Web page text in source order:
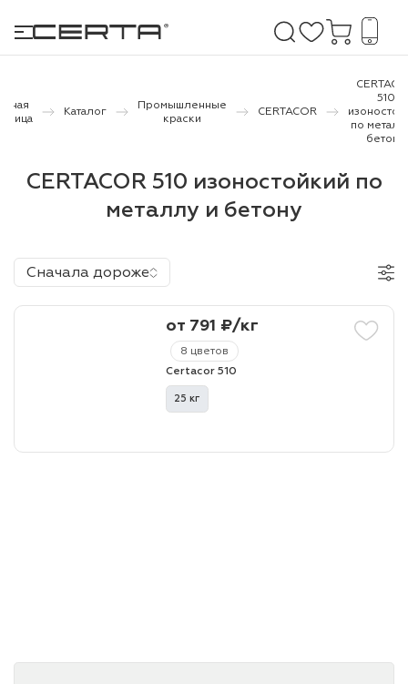
и дачи
бетону,
и эмали
Каталог
Промышленные
краски
CERTACOR
510
по
бетону
CERTACOR 510 изоностойкий по
металлу и бетону
Сначала дороже
8 цветов
от 791 ₽/кг
Certacor 510
25 кг